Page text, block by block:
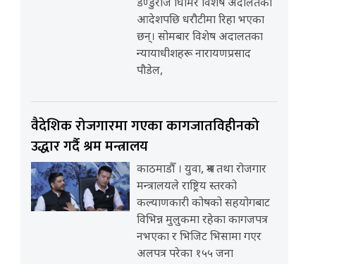
डण्डुराज घिमिरे विशेष अदालतको
आदेशपछि धरौटीमा रिहा भएका
छन्। सोमबार विशेष अदालतका
न्यायाधीशहरू नारायणप्रसाद
पौडेल,
वैदेशिक रोजगारमा गएका कागजातविहीनको
उद्धार गर्दै श्रम मन्त्रालय
काठमाडौँ । युवा, श्रम तथा रोजगार
मन्त्रालयले राष्ट्रिय स्तरको
कल्याणकारी कोषको सहयोगबाट
विभिन्न मुलुकमा रहेका कागजपत्र
नभएका र भिजिट भिसामा गएर
अलपत्र परेका १५५ जना